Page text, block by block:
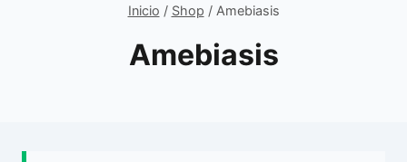
Inicio / Shop / Amebiasis
Amebiasis